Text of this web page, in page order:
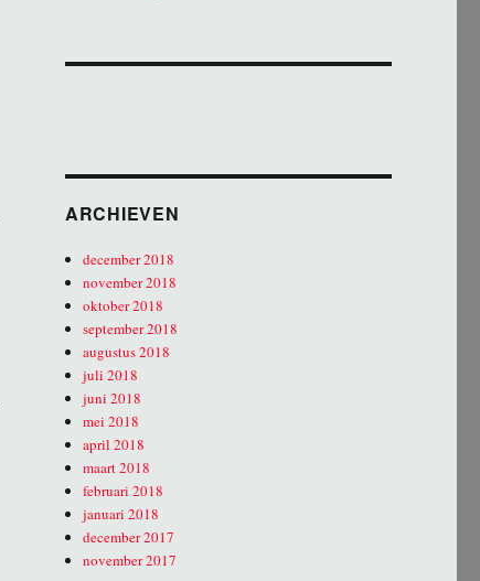
ARCHIEVEN
december 2018
november 2018
oktober 2018
september 2018
augustus 2018
juli 2018
juni 2018
mei 2018
april 2018
maart 2018
februari 2018
januari 2018
december 2017
november 2017